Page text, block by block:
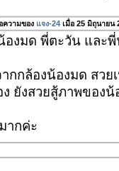
ความของ แจง-24เมื่อ 25 มิถุนายน
องมด พี่ตะวัน และ
กกล้องน้องมด สวย
ง ยังสวยสู้ภาพของน้
ากค่ะ